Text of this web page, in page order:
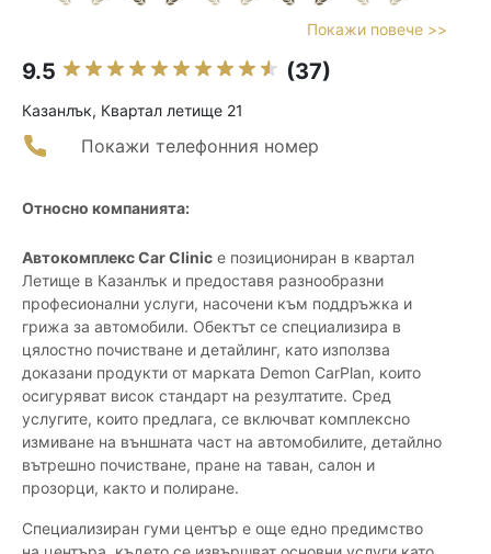
Покажи повече >>
9.5 (37)
Казанлък, Квартал летище 21
Покажи телефонния номер
Относно компанията:
Автокомплекс Car Clinic е позициониран в квартал
Летище в Казанлък и предоставя разнообразни
професионални услуги, насочени към поддръжка и
грижа за автомобили. Обектът се специализира в
цялостно почистване и детайлинг, като използва
доказани продукти от марката Demon CarPlan, които
осигуряват висок стандарт на резултатите. Сред
услугите, които предлага, се включват комплексно
измиване на външната част на автомобилите, детайлно
вътрешно почистване, пране на таван, салон и
прозорци, както и полиране.
Специализиран гуми център е още едно предимство